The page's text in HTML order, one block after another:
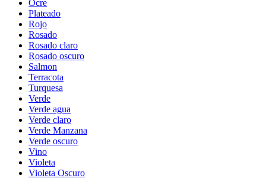
Ocre
Plateado
Rojo
Rosado
Rosado claro
Rosado oscuro
Salmon
Terracota
Turquesa
Verde
Verde agua
Verde claro
Verde Manzana
Verde oscuro
Vino
Violeta
Violeta Oscuro